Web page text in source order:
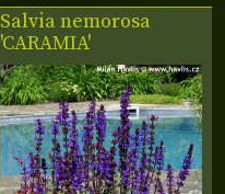
Salvia nemorosa
'CARAMIA'